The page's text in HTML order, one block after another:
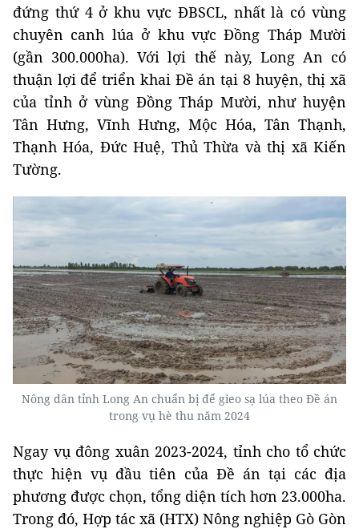
đứng thứ 4 ở khu vực ĐBSCL, nhất là có vùng
chuyên canh lúa ở khu vực Đồng Tháp Mười
(gần 300.000ha). Với lợi thế này, Long An có
thuận lợi để triển khai Đề án tại 8 huyện, thị xã
của tỉnh ở vùng Đồng Tháp Mười, như huyện
Tân Hưng, Vĩnh Hưng, Mộc Hóa, Tân Thạnh,
Thạnh Hóa, Đức Huệ, Thủ Thừa và thị xã Kiến
Tường.
Nông dân tỉnh Long An chuẩn bị để gieo sạ lúa theo Đề án
trong vụ hè thu năm 2024
Ngay vụ đông xuân 2023-2024, tỉnh cho tổ chức
thực hiện vụ đầu tiên của Đề án tại các địa
phương được chọn, tổng diện tích hơn 23.000ha.
Trong đó, Hợp tác xã (HTX) Nông nghiệp Gò Gòn